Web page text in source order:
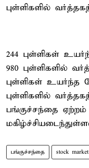
புள்ளிகளில்
244 புள்ளிகள்
980 புள்ளிகளில்
புள்ளிகள் உயர்ந்த
புள்ளிகளில்
பங்குச்சந்தை
பங்குச்சந்தை stock market